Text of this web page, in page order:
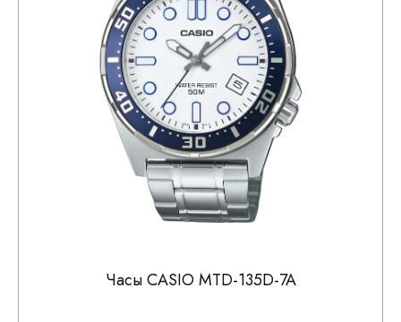
Часы CASIO MTD-135D-7A